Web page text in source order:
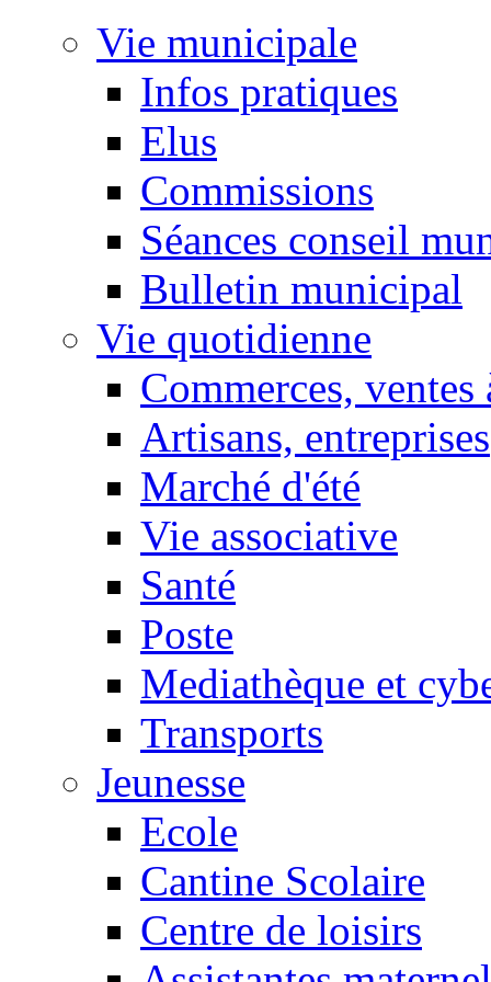
Vie municipale
Infos pratiques
Elus
Commissions
Séances conseil
Bulletin municipal
Vie quotidienne
Commerces, ventes
Artisans, entreprises
Marché d'été
Vie associative
Santé
Poste
Mediathèque et
Transports
Jeunesse
Ecole
Cantine Scolaire
Centre de loisirs